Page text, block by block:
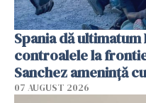
Spania dă
controalele la
Sanchez amenință
07 AUGUST 2026